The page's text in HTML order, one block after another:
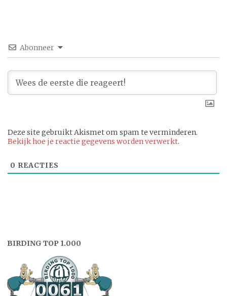
Abonneer
Deze site gebruikt Akismet om spam te verminderen.
Bekijk hoe je reactie gegevens worden verwerkt.
0 REACTIES
BIRDING TOP 1.000